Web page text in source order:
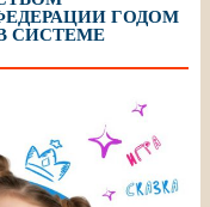
ГОДОМ
СИСТЕМЕ